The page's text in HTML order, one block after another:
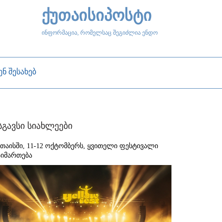
ქუთაისიპოსტი
ინფორმაცია, რომელსაც შეგიძლია ენდო
შესახებ
სიახლეები
11-12 ოქტომბერს, ყვითელი ფესტივალი